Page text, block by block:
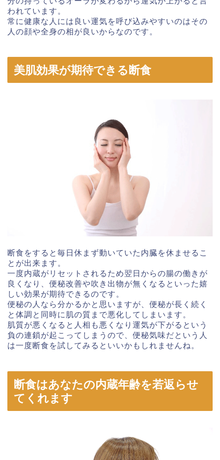
われています。
常に健康な人には良い運気を呼び込みやすいのはその
人の顔や全身の相が良いからなのです。
美肌効果が期待できる断食
断食をすると毎日休まず動いていた内臓を休ませるこ
とが出来ます。
一度内蔵がリセットされるため翌日からの腸の働きが
良くなり、便秘改善や吹き出物が無くなるといった嬉
しい効果が期待できるのです。
便秘の人なら分かるかと思いますが、便秘が長く続く
と体調と同時に肌の質まで悪化してしまいます。
肌質が悪くなると人相も悪くなり運気が下がるという
負の連鎖が起こってしまうので、便秘気味だという人
は一度断食を試してみるといいかもしれませんね。
断食はあなたの内蔵年齢を若返らせ
てくれます